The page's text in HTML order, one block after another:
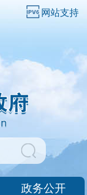
网站支持
政务公开